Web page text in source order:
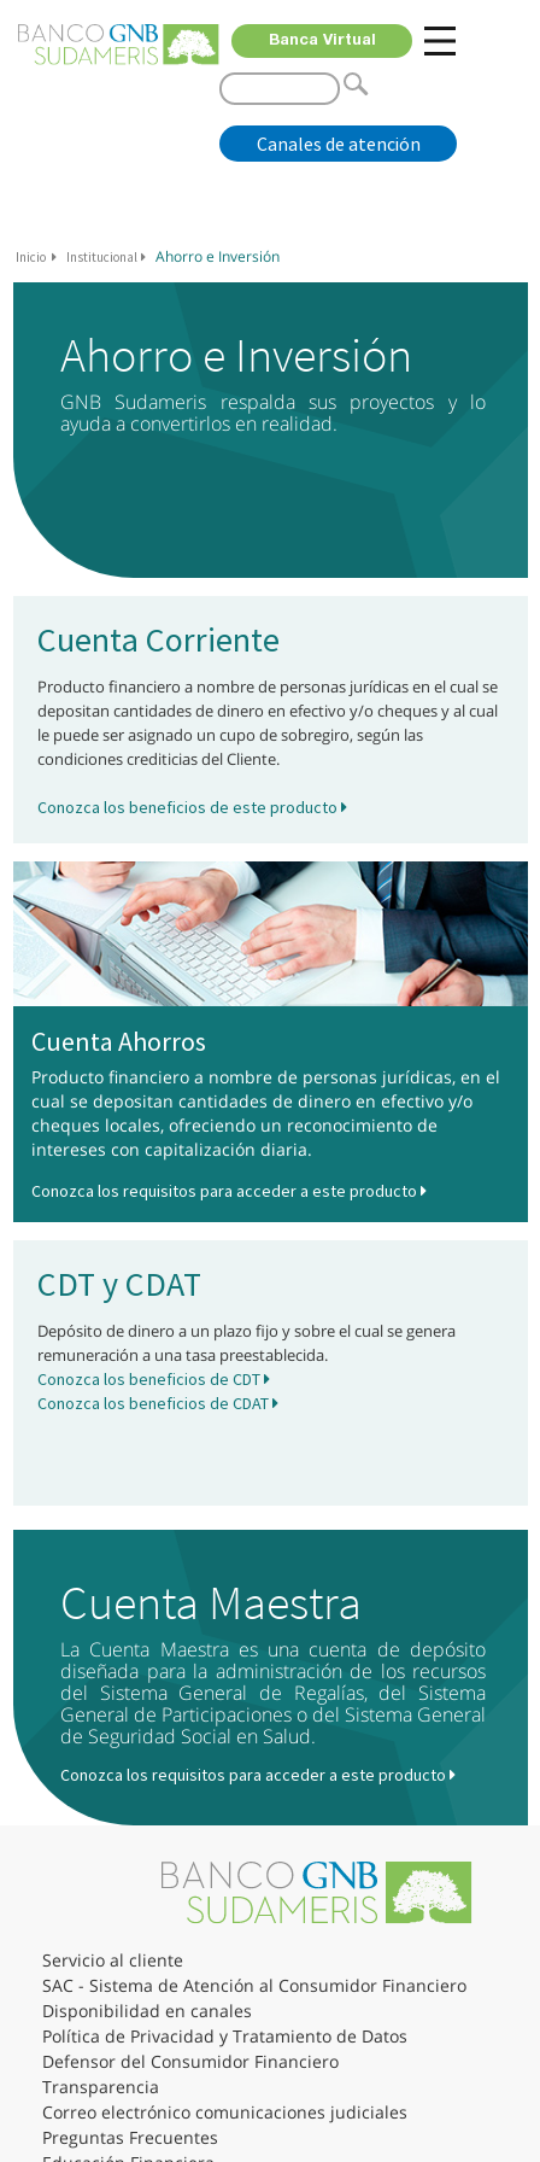
Canales de atención
Banca Virtual
Inicio Institucional Ahorro e Inversión
Ahorro e Inversión
GNB Sudameris respalda sus proyectos y lo
ayuda a convertirlos en realidad.
Cuenta Corriente
Producto financiero a nombre de personas jurídicas en el cual se
depositan cantidades de dinero en efectivo y/o cheques y al cual
le puede ser asignado un cupo de sobregiro, según las
condiciones crediticias del Cliente.
Conozca los beneficios de este producto
Cuenta Ahorros
Producto financiero a nombre de personas jurídicas, en el
cual se depositan cantidades de dinero en efectivo y/o
cheques locales, ofreciendo un reconocimiento de
intereses con capitalización diaria.
Conozca los requisitos para acceder a este producto
CDT y CDAT
Depósito de dinero a un plazo fijo y sobre el cual se genera
remuneración a una tasa preestablecida.
Conozca los beneficios de CDT
Conozca los beneficios de CDAT
Cuenta Maestra
La Cuenta Maestra es una cuenta de depósito
diseñada para la administración de los recursos
del Sistema General de Regalías, del Sistema
General de Participaciones o del Sistema General
de Seguridad Social en Salud.
Conozca los requisitos para acceder a este producto
Servicio al cliente
SAC - Sistema de Atención al Consumidor Financiero
Disponibilidad en canales
Política de Privacidad y Tratamiento de Datos
Defensor del Consumidor Financiero
Transparencia
Correo electrónico comunicaciones judiciales
Preguntas Frecuentes